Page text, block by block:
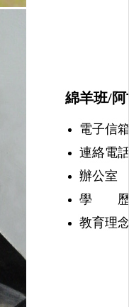
綿羊班/阿
電子信
連絡電
辦公室
學 歷：
教育理